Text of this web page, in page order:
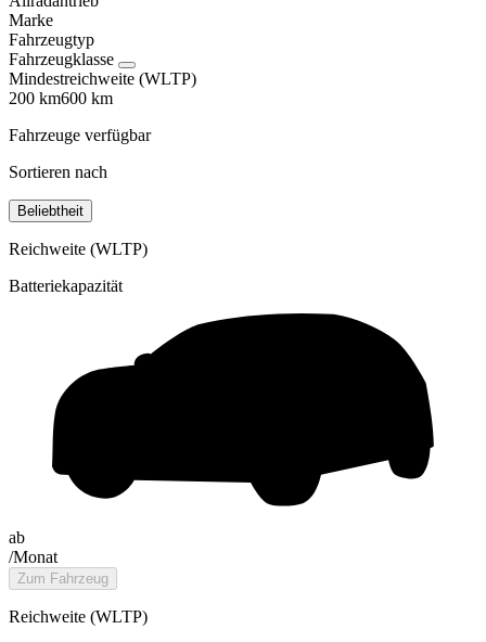
Marke
Fahrzeugtyp
Fahrzeugklasse
Mindestreichweite (WLTP)
200 km600 km
Fahrzeuge verfügbar
Sortieren nach
Beliebtheit
Reichweite (WLTP)
Batteriekapazität
ab
/Monat
Zum Fahrzeug
Reichweite (WLTP)